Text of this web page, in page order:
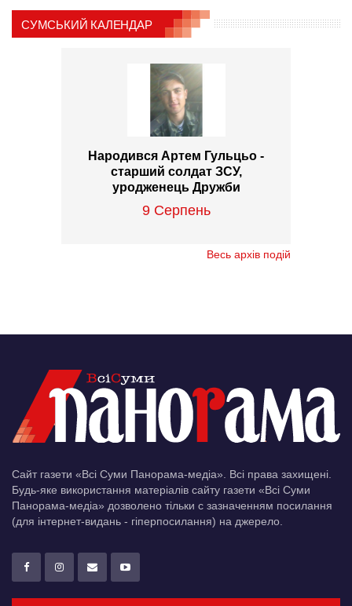
СУМСЬКИЙ КАЛЕНДАР
Народився Артем Гульцьо -
старший солдат ЗСУ,
уродженець Дружби
9 Серпень
Весь архів подій
Сайт газети «Всі Суми Панорама-медіа». Всі права захищені.
Будь-яке використання матеріалів сайту газети «Всі Суми
Панорама-медіа» дозволено тільки c зазначенням посилання
(для інтернет-видань - гіперпосилання) на джерело.